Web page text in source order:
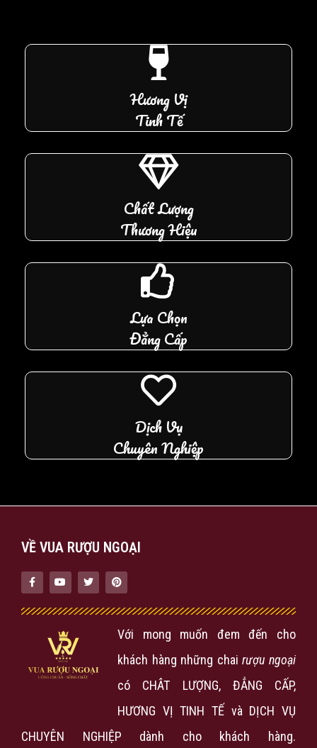
Hương Vị
Tinh Tế
Chất Lượng
Thương Hiệu
Lựa Chọn
Đẳng Cấp
Dịch Vụ
Chuyên Nghiệp
VỀ VUA RƯỢU NGOẠI
Với mong muốn đem đến cho
khách hàng những chairượu ngoại
có CHÂT LƯỢNG, ĐẲNG CẤP,
HƯƠNG VỊ TINH TẾ và DỊCH VỤ
CHUYÊN NGHIỆP dành cho khách hàng.